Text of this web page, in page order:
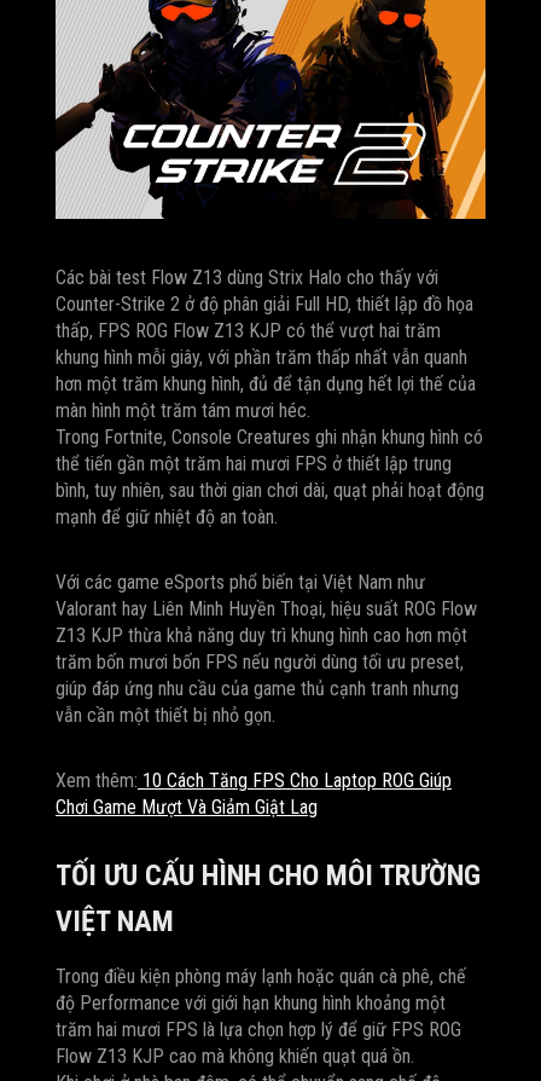
Các bài test Flow Z13 dùng Strix Halo cho thấy với
Counter-Strike 2 ở độ phân giải Full HD, thiết lập đồ họa
thấp, FPS ROG Flow Z13 KJP có thể vượt hai trăm
khung hình mỗi giây, với phần trăm thấp nhất vẫn quanh
hơn một trăm khung hình, đủ để tận dụng hết lợi thế của
màn hình một trăm tám mươi héc.
Trong Fortnite, Console Creatures ghi nhận khung hình có
thể tiến gần một trăm hai mươi FPS ở thiết lập trung
bình, tuy nhiên, sau thời gian chơi dài, quạt phải hoạt động
mạnh để giữ nhiệt độ an toàn.
Với các game eSports phổ biến tại Việt Nam như
Valorant hay Liên Minh Huyền Thoại, hiệu suất ROG Flow
Z13 KJP thừa khả năng duy trì khung hình cao hơn một
trăm bốn mươi bốn FPS nếu người dùng tối ưu preset,
giúp đáp ứng nhu cầu của game thủ cạnh tranh nhưng
vẫn cần một thiết bị nhỏ gọn.
Xem thêm: 10 Cách Tăng FPS Cho Laptop ROG Giúp
Chơi Game Mượt Và Giảm Giật Lag
TỐI ƯU CẤU HÌNH CHO MÔI TRƯỜNG
VIỆT NAM
Trong điều kiện phòng máy lạnh hoặc quán cà phê, chế
độ Performance với giới hạn khung hình khoảng một
trăm hai mươi FPS là lựa chọn hợp lý để giữ FPS ROG
Flow Z13 KJP cao mà không khiến quạt quá ồn.